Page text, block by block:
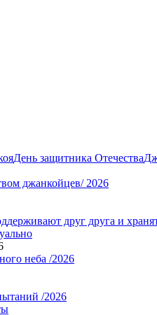
День защитника Отечества
джанкойцев/ 2026
друг друга и
неба /2026
/2026